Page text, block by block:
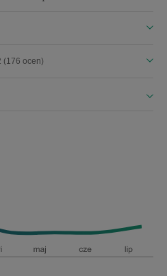
(176 ocen)